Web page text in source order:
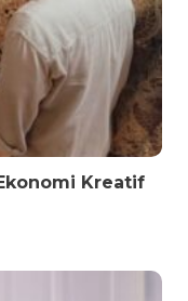
Kreatif